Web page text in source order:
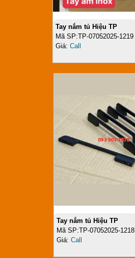
Tay nắm tủ Hiệu TP
Mã SP:TP-07052025-1219
Giá: Call
Tay nắm tủ Hiệu TP
Mã SP:TP-07052025-1218
Giá:Call